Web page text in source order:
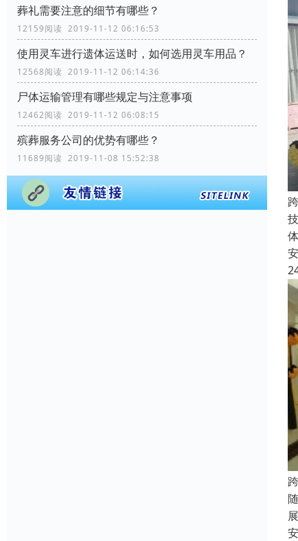
葬礼需要注意的细节有哪些？
12159阅读 2019-11-12 06:16:53
使用灵车进行遗体运送时，如何选用灵车用品？
12568阅读 2019-11-12 06:14:36
尸体运输管理有哪些规定与注意事项
12462阅读 2019-11-12 06:08:15
殡葬服务公司的优势有哪些？
11689阅读 2019-11-08 15:52:38